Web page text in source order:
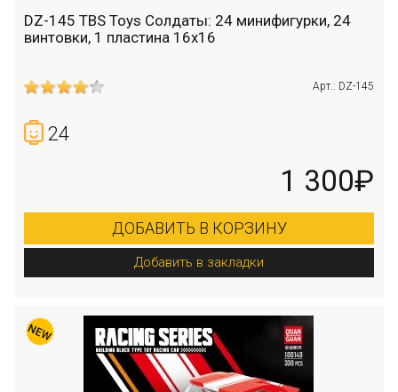
DZ-145 TBS Toys Солдаты: 24 минифигурки, 24
винтовки, 1 пластина 16х16
Арт.: DZ-145
24
1 300₽
ДОБАВИТЬ В КОРЗИНУ
Добавить в закладки